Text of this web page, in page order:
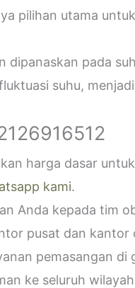
pilihan utama
dipanaskan pada
suhu,
harga dasar
kami.
Anda kepada tim
pusat dan kantor
pemasangan
ke seluruh